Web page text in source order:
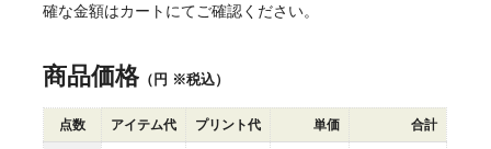
確な金額はカートにてご確認ください。
商品価格 （円 ※税込）
点数 アイテム代 プリント代 単価 合計